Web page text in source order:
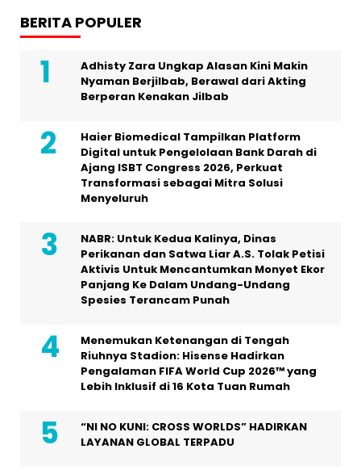
BERITA POPULER
Adhisty Zara Ungkap Alasan Kini Makin
Nyaman Berjilbab, Berawal dari Akting
Berperan Kenakan Jilbab
Haier Biomedical Tampilkan Platform
Digital untuk Pengelolaan Bank Darah di
Ajang ISBT Congress 2026, Perkuat
Transformasi sebagai Mitra Solusi
Menyeluruh
NABR: Untuk Kedua Kalinya, Dinas
Perikanan dan Satwa Liar A.S. Tolak Petisi
Aktivis Untuk Mencantumkan Monyet Ekor
Panjang Ke Dalam Undang-Undang
Spesies Terancam Punah
Menemukan Ketenangan di Tengah
Riuhnya Stadion: Hisense Hadirkan
Pengalaman FIFA World Cup 2026™ yang
Lebih Inklusif di 16 Kota Tuan Rumah
“NI NO KUNI: CROSS WORLDS” HADIRKAN
LAYANAN GLOBAL TERPADU